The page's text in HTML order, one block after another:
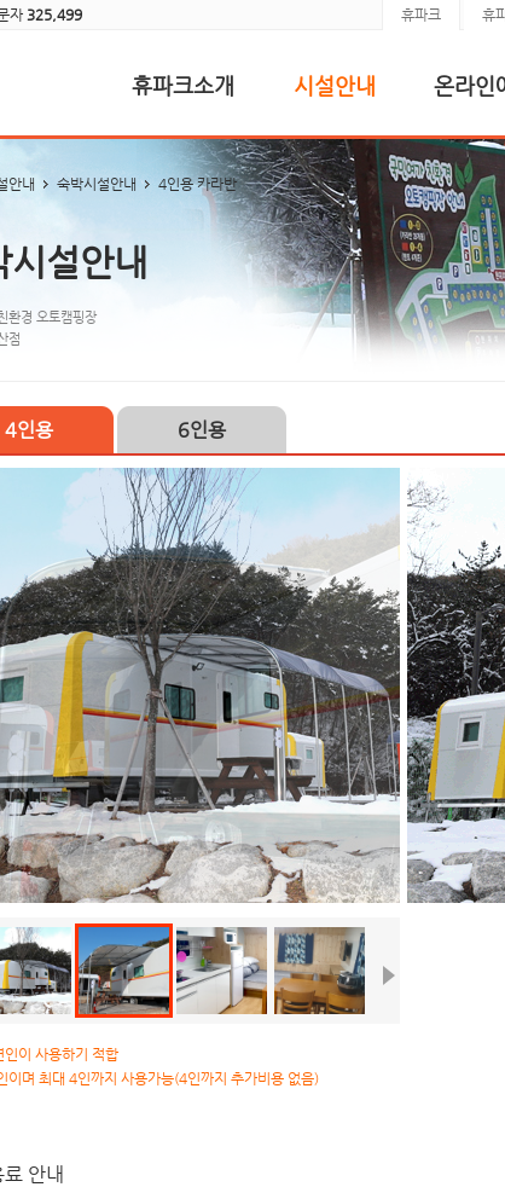
휴파크 휴
자 325,499
휴파크소개 시설안내 온라인
안내 숙박시설안내 4인용 카라반
시설안내
환경 오토캠핑장
점
4인용 6인용
이 사용하기 적합
이며 최대 4인까지 사용가능(4인까지 추가비용 없음)
안내